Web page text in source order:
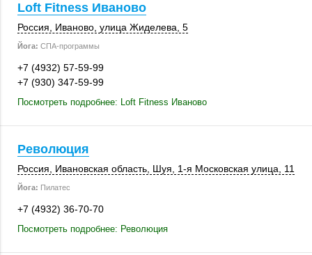
Loft Fitness Иваново
Россия Иваново улица Жиделева, 5
Йога: СПА-программы
+7 (4932) 57-59-99
+7 (930) 347-59-99
Посмотреть подробнее: Loft Fitness Иваново
Революция
Россия Ивановская область Шуя , 1-я Московская улица, 11
Йога: Пилатес
+7 (4932) 36-70-70
Посмотреть подробнее: Революция